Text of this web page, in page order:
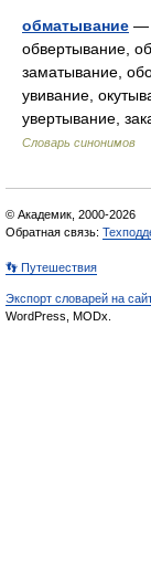
обматывание —
обвертывание,
заматывание,
увивание,
увертывание,
Словарь синонимов
© Академик, 2000-2026
Обратная связь:
👣 Путешествия
Экспорт словарей на
WordPress, MODx.